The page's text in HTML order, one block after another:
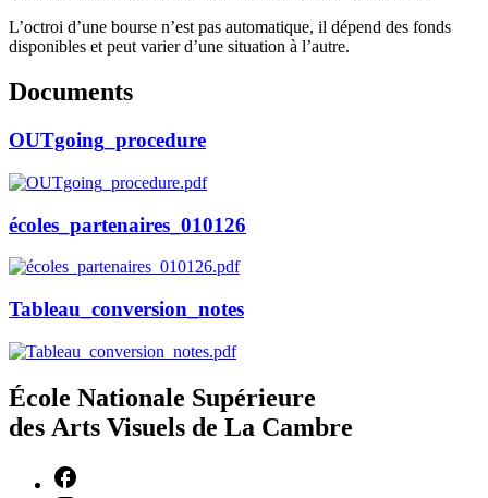
L’octroi d’une bourse n’est pas automatique, il dépend des fonds
disponibles et peut varier d’une situation à l’autre.
Documents
OUTgoing_procedure
écoles_partenaires_010126
Tableau_conversion_notes
École Nationale Supérieure
des Arts Visuels de La Cambre